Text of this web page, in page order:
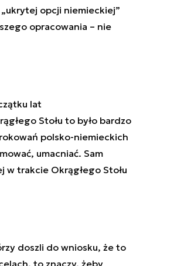
opcji niemieckiej”
opracowania – nie
lat
Stołu to było bardzo
polsko-niemieckich
umacniać. Sam
w trakcie Okrągłego Stołu
doszli do wniosku, że to